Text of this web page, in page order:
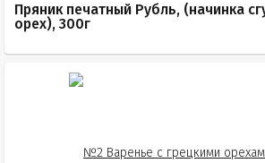
Пряник печатный Рубль, (начинка
орех), 300г